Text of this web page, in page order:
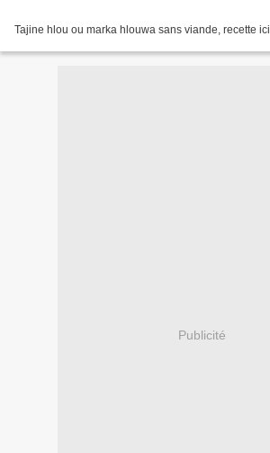
Tajine hlou ou marka hlouwa sans viande, recette ici
Publicité